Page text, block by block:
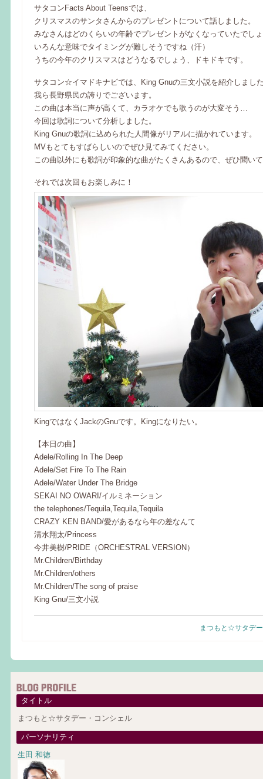
サタコンFacts About Teensでは、
クリスマスのサンタさんからのプレゼントについて話しました。
みなさんはどのくらいの年齢でプレゼントがなくなっていたでし
いろんな意味でタイミングが難しそうですね（汗）
うちの今年のクリスマスはどうなるでしょう、ドキドキです。
サタコン☆イマドキナビでは、King Gnuの三文小説を紹介しまし
我ら長野県民の誇りでございます。
この曲は本当に声が高くて、カラオケでも歌うのが大変そう…
今回は歌詞について分析しました。
King Gnuの歌詞に込められた人間像がリアルに描かれています。
MVもとてもすばらしいのでぜひ見てみてください。
この曲以外にも歌詞が印象的な曲がたくさんあるので、ぜひ聞い
それでは次回もお楽しみに！
KingではなくJackのGnuです。Kingになりたい。
【本日の曲】
Adele/Rolling In The Deep
Adele/Set Fire To The Rain
Adele/Water Under The Bridge
SEKAI NO OWARI/イルミネーション
the telephones/Tequila,Tequila,Tequila
CRAZY KEN BAND/愛があるなら年の差なんて
清水翔太/Princess
今井美樹/PRIDE（ORCHESTRAL VERSION）
Mr.Children/Birthday
Mr.Children/others
Mr.Children/The song of praise
King Gnu/三文小説
まつもと☆サタデ
タイトル
まつもと☆サタデー・コンシェル
パーソナリティ
生田 和徳